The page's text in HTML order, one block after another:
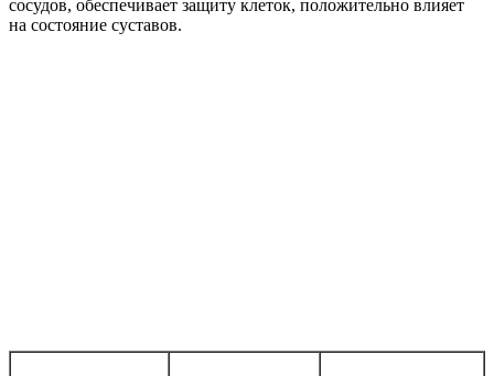
сосудов, обеспечивает защиту клеток, положительно влияет
на состояние суставов.